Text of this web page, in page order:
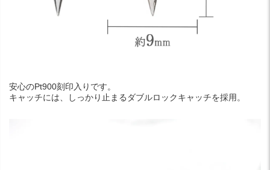
安心のPt900刻印入りです。
キャッチには、しっかり止まるダブルロックキャッチを採用。